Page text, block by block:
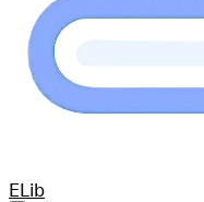
Your Company
ELib